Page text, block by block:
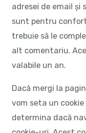
adresei de email și
sunt pentru
trebuie să le
alt comentariu.
valabile un an.
Dacă mergi la
vom seta un
determina dacă